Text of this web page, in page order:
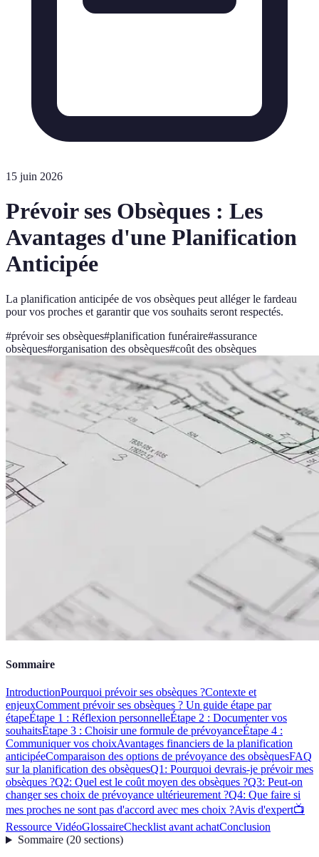
15 juin 2026
Prévoir ses Obsèques : Les
Avantages d'une Planification
Anticipée
La planification anticipée de vos obsèques peut alléger le fardeau
pour vos proches et garantir que vos souhaits seront respectés.
#prévoir ses obsèques#planification funéraire#assurance
obsèques#organisation des obsèques#coût des obsèques
Sommaire
IntroductionPourquoi prévoir ses obsèques ?Contexte et
enjeuxComment prévoir ses obsèques ? Un guide étape par
étapeÉtape 1 : Réflexion personnelleÉtape 2 : Documenter vos
souhaitsÉtape 3 : Choisir une formule de prévoyanceÉtape 4 :
Communiquer vos choixAvantages financiers de la planification
anticipéeComparaison des options de prévoyance des obsèquesFAQ
sur la planification des obsèquesQ1: Pourquoi devrais-je prévoir mes
obsèques ?Q2: Quel est le coût moyen des obsèques ?Q3: Peut-on
changer ses choix de prévoyance ultérieurement ?Q4: Que faire si
mes proches ne sont pas d'accord avec mes choix ?Avis d'expert📺
Ressource VidéoGlossaireChecklist avant achatConclusion
Sommaire(20 sections)